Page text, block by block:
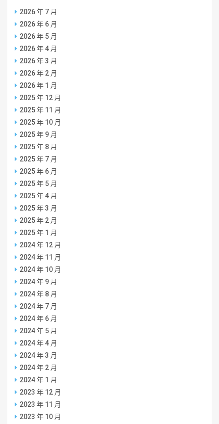
2026 年 7 月
2026 年 6 月
2026 年 5 月
2026 年 4 月
2026 年 3 月
2026 年 2 月
2026 年 1 月
2025 年 12 月
2025 年 11 月
2025 年 10 月
2025 年 9 月
2025 年 8 月
2025 年 7 月
2025 年 6 月
2025 年 5 月
2025 年 4 月
2025 年 3 月
2025 年 2 月
2025 年 1 月
2024 年 12 月
2024 年 11 月
2024 年 10 月
2024 年 9 月
2024 年 8 月
2024 年 7 月
2024 年 6 月
2024 年 5 月
2024 年 4 月
2024 年 3 月
2024 年 2 月
2024 年 1 月
2023 年 12 月
2023 年 11 月
2023 年 10 月